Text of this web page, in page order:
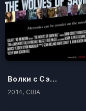
Волки с Сэйвин-Хилл
2014, США